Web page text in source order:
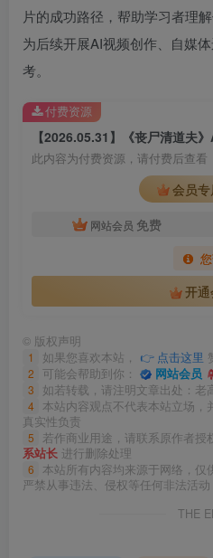
片的成功路径，帮助学习者理
为后续开展AI视频创作、自媒
考。
此内容为付费资源，请付费后查看
会员
网站会员 免费
开
付费资源
© 版权声明
1 如果您喜欢本站， 👉 点击这里
2 可能会帮助到你： 网站会员
3 如若转载，请注明文章出处：老
4
本站内容观点不代表本站立场
真实性负责
5 若作商业用途，请联系原作者授
系站长 进行删除处理
6
本站所有内容均来源于网络，仅
严禁从事违法、侵权等任何非法活
THE